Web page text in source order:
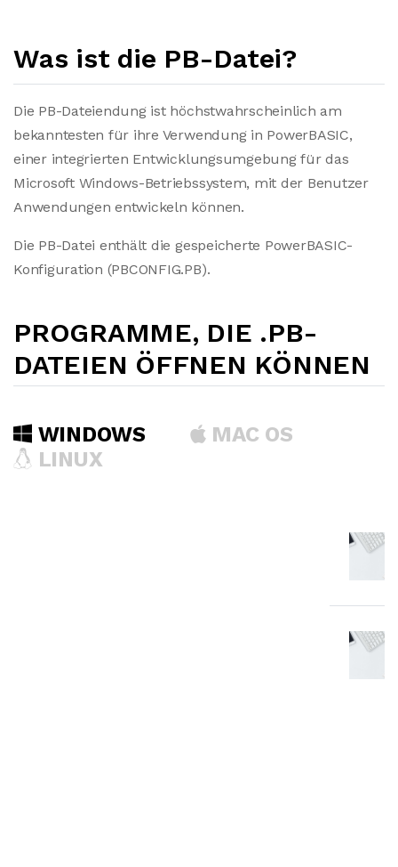
Was ist die PB-Datei?
Die PB-Dateiendung ist höchstwahrscheinlich am
bekanntesten für ihre Verwendung in PowerBASIC,
einer integrierten Entwicklungsumgebung für das
Microsoft Windows-Betriebssystem, mit der Benutzer
Anwendungen entwickeln können.
Die PB-Datei enthält die gespeicherte PowerBASIC-
Konfiguration (PBCONFIG.PB).
PROGRAMME, DIE .PB-
DATEIEN ÖFFNEN KÖNNEN
WINDOWS
MAC OS
LINUX